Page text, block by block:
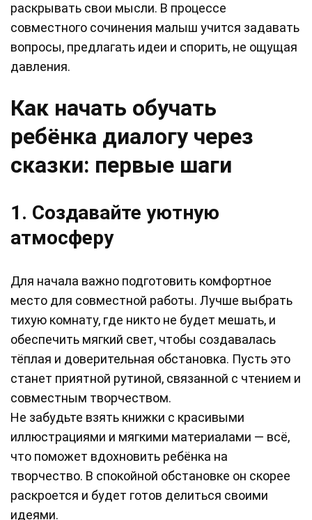
раскрывать свои мысли. В процессе
совместного сочинения малыш учится задавать
вопросы, предлагать идеи и спорить, не ощущая
давления.
Как начать обучать
ребёнка диалогу через
сказки: первые шаги
1. Создавайте уютную
атмосферу
Для начала важно подготовить комфортное
место для совместной работы. Лучше выбрать
тихую комнату, где никто не будет мешать, и
обеспечить мягкий свет, чтобы создавалась
тёплая и доверительная обстановка. Пусть это
станет приятной рутиной, связанной с чтением и
совместным творчеством.
Не забудьте взять книжки с красивыми
иллюстрациями и мягкими материалами — всё,
что поможет вдохновить ребёнка на
творчество. В спокойной обстановке он скорее
раскроется и будет готов делиться своими
идеями.